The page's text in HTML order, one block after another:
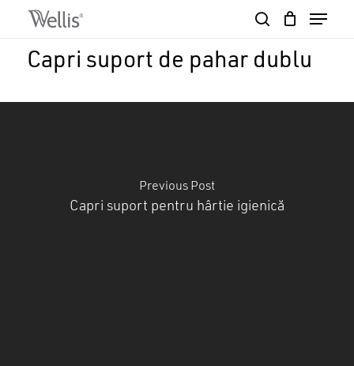
content
Menu
Capri suport de pahar dublu
Previous Post
Capri suport pentru hârtie igienică